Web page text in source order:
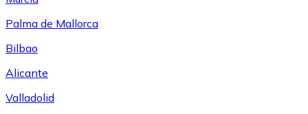
Palma de Mallorca
Bilbao
Alicante
Valladolid